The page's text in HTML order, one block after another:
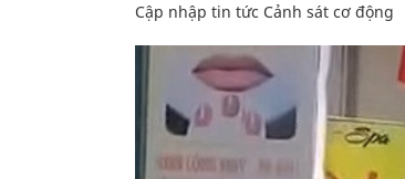
Cập nhập tin tức Cảnh sát cơ động